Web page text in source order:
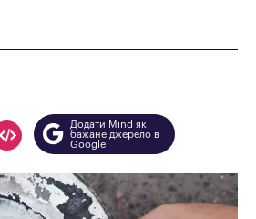
Додати Mind як
бажане джерело в
Google